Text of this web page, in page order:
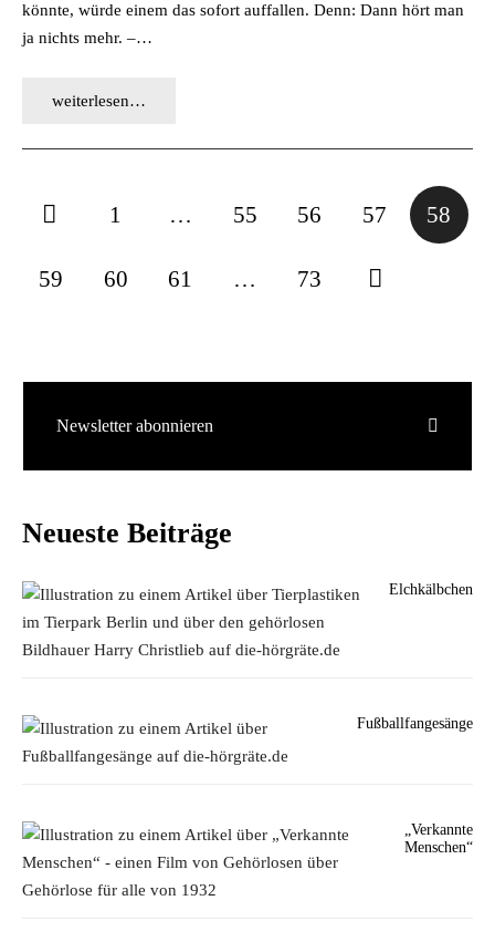
könnte, würde einem das sofort auffallen. Denn: Dann hört man
ja nichts mehr. –…
weiterlesen…
1 … 55 56 57 58
59 60 61 … 73
Newsletter abonnieren
Neueste Beiträge
Elchkälbchen
Fußballfangesänge
„Verkannte
Menschen“